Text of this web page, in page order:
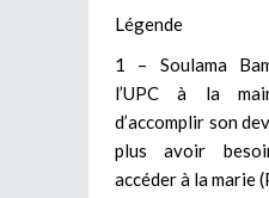
Légende
1 – Soulama
l’UPC à la
d’accomplir son
plus avoir
accéder à la marie